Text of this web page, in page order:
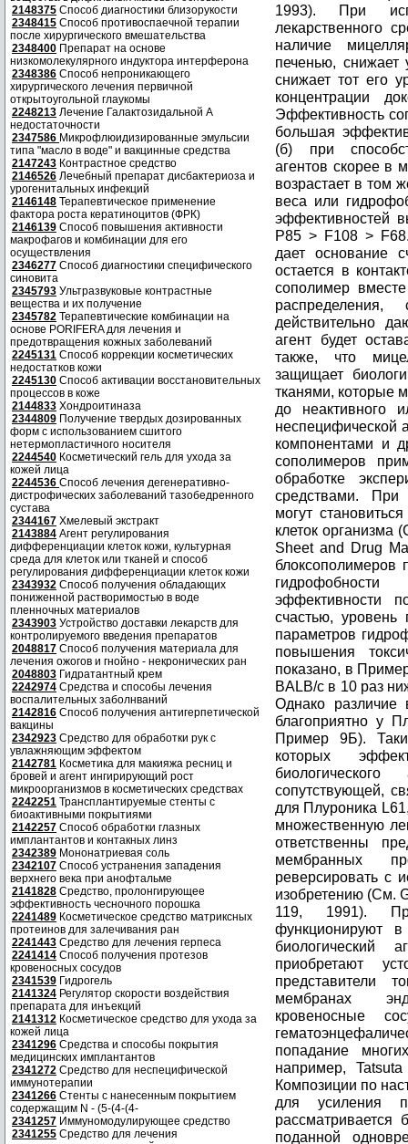
2148375 Способ диагностики близорукости
2348415 Способ противоспаечной терапии
после хирургического вмешательства
2348400 Препарат на основе
низкомолекулярного индуктора интерферона
2348386 Способ непроникающего
хирургического лечения первичной
открытоугольной глаукомы
2248213 Лечение Галактозидальной А
недостаточности
2347586 Микрофлюидизированные эмульсии
типа "масло в воде" и вакцинные средства
2147243 Контрастное средство
2146526 Лечебный препарат дисбактериоза и
урогенитальных инфекций
2146148 Терапевтическое применение
фактора роста кератиноцитов (ФРК)
2146139 Способ повышения активности
макрофагов и комбинации для его
осуществления
2346277 Способ диагностики специфического
синовита
2345793 Ультразвуковые контрастные
вещества и их получение
2345782 Терапевтические комбинации на
основе PORIFERA для лечения и
предотвращения кожных заболеваний
2245131 Способ коррекции косметических
недостатков кожи
2245130 Способ активации восстановительных
процессов в коже
2144833 Хондроитиназа
2344809 Получение твердых дозированных
форм с использованием сшитого
нетермопластичного носителя
2244540 Косметический гель для ухода за
кожей лица
2244536 Способ лечения дегенеративно-
дистрофических заболеваний тазобедренного
сустава
2344167 Хмелевый экстракт
2143884 Агент регулирования
дифференциации клеток кожи, культурная
среда для клеток или тканей и способ
регулирования дифференциации клеток кожи
2343932 Способ получения обладающих
пониженной растворимостью в воде
пленночных материалов
2343903 Устройство доставки лекарств для
контролируемого введения препаратов
2048817 Способ получения материала для
лечения ожогов и гнойно - некронических ран
2048803 Гидратантный крем
2242974 Средства и способы лечения
воспалительных заболнваний
2142816 Способ получения антигерпетической
вакцины
2342923 Средство для обработки рук с
увлажняющим эффектом
2142781 Косметика для макияжа ресниц и
бровей и агент ингирирующий рост
микроорганизмов в косметических средствах
2242251 Трансплантируемые стенты с
биоактивными покрытиями
2142257 Способ обработки глазных
имплантантов и контакных линз
2342389 Мононатриевая соль
2342107 Способ устранения западения
верхнего века при анофтальме
2141828 Средство, пролонгирующее
эффективность чесночного порошка
2241489 Косметическое средство матриксных
протеинов для залечивания ран
2241443 Средство для лечения герпеса
2241414 Способ получения протезов
кровеносных сосудов
2341539 Гидрогель
2141324 Регулятор скорости воздействия
препарата для инъекций
2141312 Косметическое средство для ухода за
кожей лица
2341296 Средства и способы покрытия
медицинских имплантантов
2341272 Средство для неспецифической
иммунотерапии
2341266 Стенты с нанесенным покрытием
содержащим N - (5-(4-(4-
2341257 Иммуномодулирующее средство
2341255 Средство для лечения